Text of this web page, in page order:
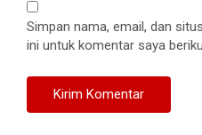
Simpan nama, email, dan
ini untuk komentar saya